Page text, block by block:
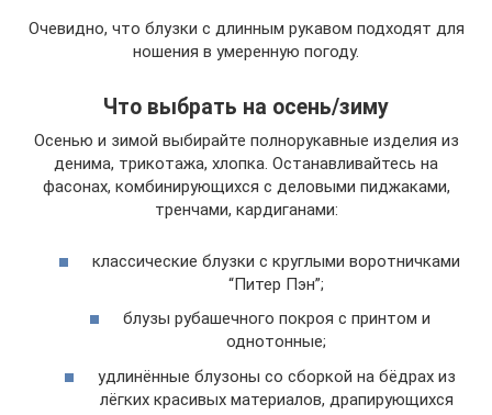
Очевидно, что блузки с длинным рукавом подходят для
ношения в умеренную погоду.
Что выбрать на осень/зиму
Осенью и зимой выбирайте полнорукавные изделия из
денима, трикотажа, хлопка. Останавливайтесь на
фасонах, комбинирующихся с деловыми пиджаками,
тренчами, кардиганами:
классические блузки с круглыми воротничками
“Питер Пэн”;
блузы рубашечного покроя с принтом и
однотонные;
удлинённые блузоны со сборкой на бёдрах из
лёгких красивых материалов, драпирующихся